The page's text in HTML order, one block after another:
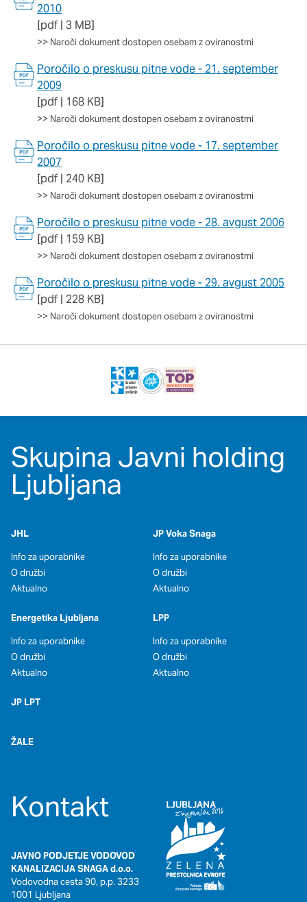
2010
[pdf | 3 MB]
>> Naroči dokument dostopen osebam z oviranostmi
Poročilo o preskusu pitne vode - 21. september
2009
[pdf | 168 KB]
>> Naroči dokument dostopen osebam z oviranostmi
Poročilo o preskusu pitne vode - 17. september
2007
[pdf | 240 KB]
>> Naroči dokument dostopen osebam z oviranostmi
Poročilo o preskusu pitne vode - 28. avgust 2006
[pdf | 159 KB]
>> Naroči dokument dostopen osebam z oviranostmi
Poročilo o preskusu pitne vode - 29. avgust 2005
[pdf | 228 KB]
>> Naroči dokument dostopen osebam z oviranostmi
Skupina Javni holding
Ljubljana
JHL
Info za uporabnike
O družbi
Aktualno
Energetika Ljubljana
Info za uporabnike
O družbi
Aktualno
JP LPT
ŽALE
JP Voka Snaga
Info za uporabnike
O družbi
Aktualno
LPP
Info za uporabnike
O družbi
Aktualno
Kontakt
JAVNO PODJETJE VODOVOD
KANALIZACIJA SNAGA d.o.o.
Vodovodna cesta 90, p.p. 3233
1001 Ljubljana